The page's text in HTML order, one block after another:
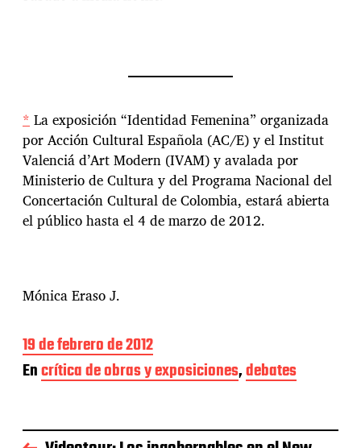
*La exposición “Identidad Femenina” organizada
por Acción Cultural Española (AC/E) y el Institut
Valenciá d’Art Modern (IVAM) y avalada por
Ministerio de Cultura y del Programa Nacional del
Concertación Cultural de Colombia, estará abierta
el público hasta el 4 de marzo de 2012.
Mónica Eraso J.
F
e
c
d
e
19 de febrero de 2012
Encrítica de obras y exposiciones,debates